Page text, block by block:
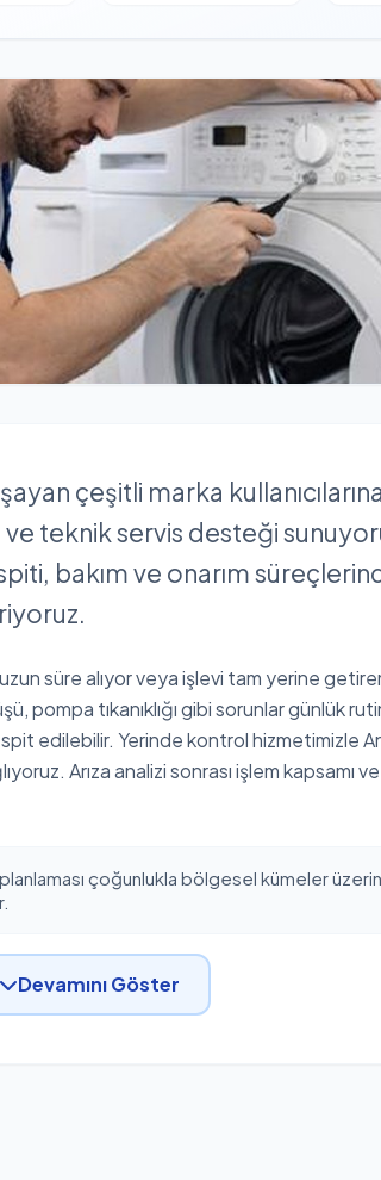
çeşitli marka
teknik servis desteği
bakım ve onarım
süre alıyor veya işlevi tam yerine
pompa tıkanıklığı gibi sorunlar günlük
edilebilir. Yerinde kontrol hizmetimizle
Arıza analizi sonrası işlem kapsamı
çoğunlukla bölgesel kümeler
Devamını Göster